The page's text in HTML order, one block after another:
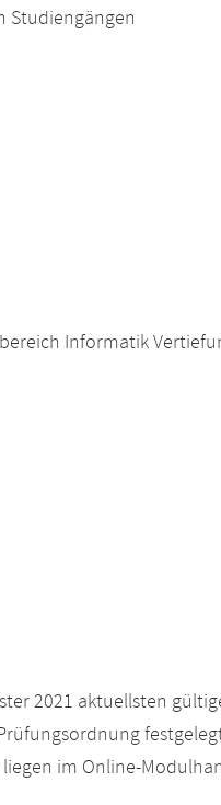
Studiengängen
Informatik
2021 aktuellsten
im Online-